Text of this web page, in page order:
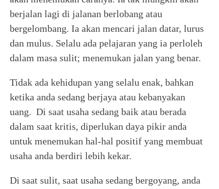
berjalan lagi di jalanan berlobang atau
bergelombang. Ia akan mencari jalan datar, lurus
dan mulus. Selalu ada pelajaran yang ia perloleh
dalam masa sulit; menemukan jalan yang benar.
Tidak ada kehidupan yang selalu enak, bahkan
ketika anda sedang berjaya atau kebanyakan
uang. Di saat usaha sedang baik atau berada
dalam saat kritis, diperlukan daya pikir anda
untuk menemukan hal-hal positif yang membuat
usaha anda berdiri lebih kekar.
Di saat sulit, saat usaha sedang bergoyang, anda